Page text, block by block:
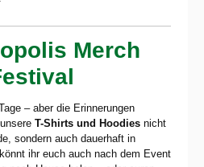
Merch
– aber die Erinnerungen
T-Shirts und Hoodies nicht
sondern auch dauerhaft in
ihr euch auch nach dem Event